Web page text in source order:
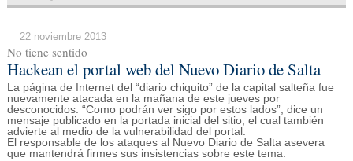
22 noviembre 2013
No tiene sentido
Hackean el portal web del Nuevo Diario de Salta
La página de Internet del “diario chiquito” de la capital salteña fue
nuevamente atacada en la mañana de este jueves por
desconocidos. “Como podrán ver sigo por estos lados”, dice un
mensaje publicado en la portada inicial del sitio, el cual también
advierte al medio de la vulnerabilidad del portal.
El responsable de los ataques al Nuevo Diario de Salta asevera
que mantendrá firmes sus insistencias sobre este tema.